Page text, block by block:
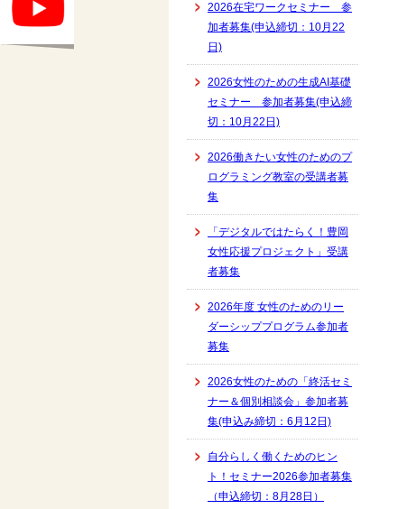
2026在宅ワークセミナー 参
加者募集(申込締切：10月22
日)
2026女性のための生成AI基礎
セミナー 参加者募集(申込締
切：10月22日)
2026働きたい女性のためのプ
ログラミング教室の受講者募
集
「デジタルではたらく！豊岡
女性応援プロジェクト」受講
者募集
2026年度 女性のためのリー
ダーシッププログラム参加者
募集
2026女性のための「終活セミ
ナー＆個別相談会」参加者募
集(申込み締切：6月12日)
自分らしく働くためのヒン
ト！セミナー2026参加者募集
（申込締切：8月28日）